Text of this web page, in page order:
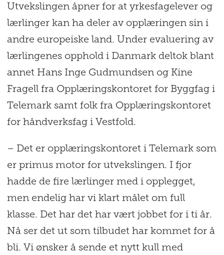
Utvekslingen åpner for at yrkesfagelever og
lærlinger kan ha deler av opplæringen sin i
andre europeiske land. Under evaluering av
lærlingenes opphold i Danmark deltok blant
annet Hans Inge Gudmundsen og Kine
Fragell fra Opplæringskontoret for Byggfag i
Telemark samt folk fra Opplæringskontoret
for håndverksfag i Vestfold.
– Det er opplæringskontoret i Telemark som
er primus motor for utvekslingen. I fjor
hadde de fire lærlinger med i opplegget,
men endelig har vi klart målet om full
klasse. Det har det har vært jobbet for i ti år.
Nå ser det ut som tilbudet har kommet for å
bli. Vi ønsker å sende et nytt kull med